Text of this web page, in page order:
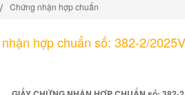
Chứng nhận hợp chuẩn
hợp chuẩn số: 382-2/